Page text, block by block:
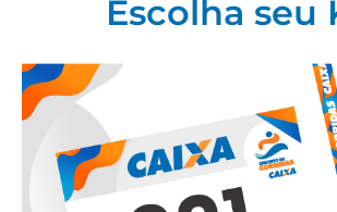
Escolha seu